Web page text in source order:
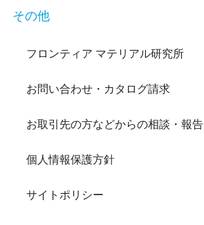
その他
フロンティア マテリアル研究所
お問い合わせ・カタログ請求
お取引先の方などからの相談・報告
個人情報保護方針
サイトポリシー